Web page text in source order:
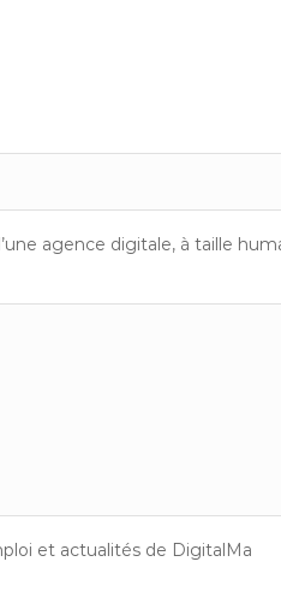
agence digitale, à taille
et actualités de DigitalMa